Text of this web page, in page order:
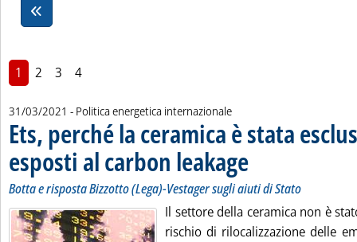
1 2 3 4
31/03/2021 - Politica energetica internazionale
Ets, perché la ceramica è stata
esposti al carbon leakage
Botta e risposta Bizzotto (Lega)-Vestager sugli aiuti di Stato
Il settore della ceramica non è
rischio di rilocalizzazione delle